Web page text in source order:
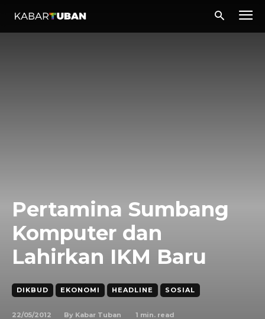
Pertamina Sumbang
Komputer dan
Lahirkan IKM Baru
DIKBUD EKONOMI HEADLINE SOSIAL
22/05/2012 By Kabar Tuban 1 min. read